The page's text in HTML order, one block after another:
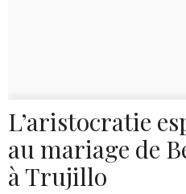
L’aristocratie
au mariage de
à Trujillo